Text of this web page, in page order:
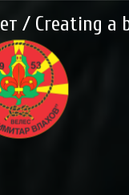
/ Creating a